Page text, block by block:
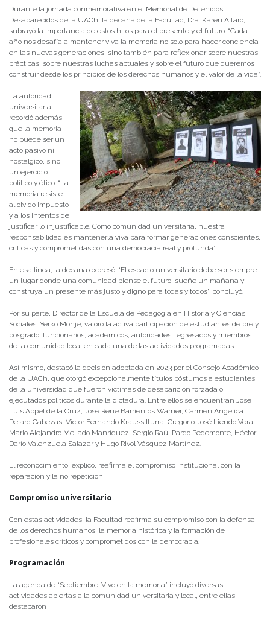
Durante la jornada conmemorativa en el Memorial de Detenidos
Desaparecidos de la UACh, la decana de la Facultad, Dra. Karen Alfaro,
subrayó la importancia de estos hitos para el presente y el futuro: “Cada
año nos desafía a mantener viva la memoria no solo para hacer conciencia
en las nuevas generaciones, sino también para reflexionar sobre nuestras
prácticas, sobre nuestras luchas actuales y sobre el futuro que queremos
construir desde los principios de los derechos humanos y el valor de la vida”.
La autoridad
universitaria
recordó además
que la memoria
no puede ser un
acto pasivo ni
nostálgico, sino
un ejercicio
político y ético: “La
memoria resiste
al olvido impuesto
y a los intentos de
justificar lo injustificable. Como comunidad universitaria, nuestra
responsabilidad es mantenerla viva para formar generaciones conscientes,
críticas y comprometidas con una democracia real y profunda”.
En esa línea, la decana expresó: “El espacio universitario debe ser siempre
un lugar donde una comunidad piense el futuro, sueñe un mañana y
construya un presente más justo y digno para todas y todos”, concluyó.
Por su parte, Director de la Escuela de Pedagogía en Historia y Ciencias
Sociales, Yerko Monje, valoró la activa participación de estudiantes de pre y
posgrado, funcionarios, académicos, autoridades , egresados y miembros
de la comunidad local en cada una de las actividades programadas.
Así mismo, destacó la decisión adoptada en 2023 por el Consejo Académico
de la UACh, que otorgó excepcionalmente títulos póstumos a estudiantes
de la universidad que fueron víctimas de desaparición forzada o
ejecutados políticos durante la dictadura. Entre ellos se encuentran José
Luis Appel de la Cruz, José René Barrientos Warner, Carmen Angélica
Delard Cabezas, Víctor Fernando Krauss Iturra, Gregorio José Liendo Vera,
Mario Alejandro Mellado Manríquez, Sergio Raúl Pardo Pedemonte, Héctor
Darío Valenzuela Salazar y Hugo Rivol Vásquez Martínez.
El reconocimiento, explicó, reafirma el compromiso institucional con la
reparación y la no repetición
Compromiso universitario
Con estas actividades, la Facultad reafirma su compromiso con la defensa
de los derechos humanos, la memoria histórica y la formación de
profesionales críticos y comprometidos con la democracia.
Programación
La agenda de “Septiembre: Vivo en la memoria” incluyó diversas
actividades abiertas a la comunidad universitaria y local, entre ellas
destacaron